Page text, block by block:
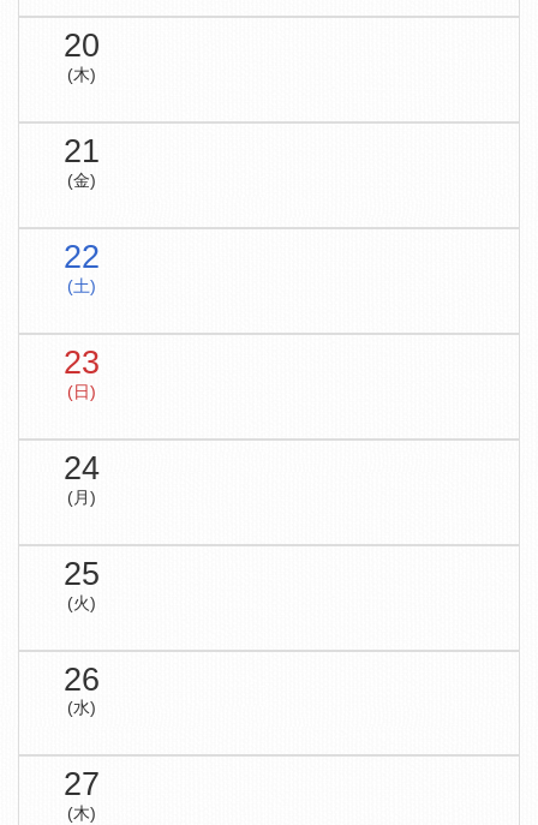
20
(木)
21
(金)
22
(土)
23
(日)
24
(月)
25
(火)
26
(水)
27
(木)